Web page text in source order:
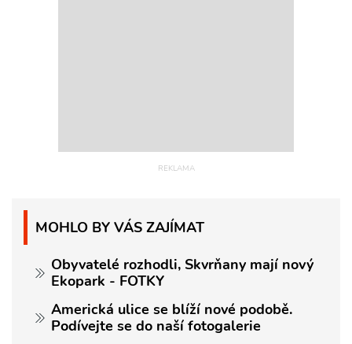
MOHLO BY VÁS ZAJÍMAT
Obyvatelé rozhodli, Skvrňany mají nový
Ekopark - FOTKY
Americká ulice se blíží nové podobě.
Podívejte se do naší fotogalerie